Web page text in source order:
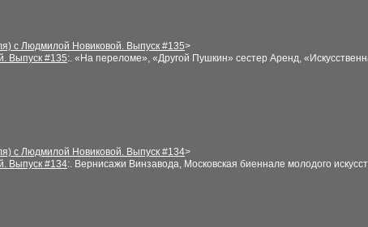
с Людмилой Новиковой. Выпуск #135>
Выпуск #135:. «На переломе», «Другой Пушкин» сестер Аренд,
с Людмилой Новиковой. Выпуск #134>
Выпуск #134:. Вернисажи Винзавода, Московская биеннале молодого